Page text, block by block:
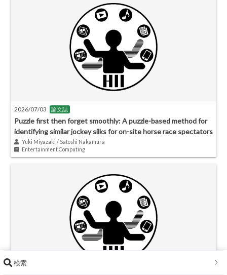
2026/07/03 論文誌
Puzzle first then forget smoothly: A puzzle-based method for
identifying similar jockey silks for on-site horse race spectators
Yuki Miyazaki / Satoshi Nakamura
Entertainment Computing
検索